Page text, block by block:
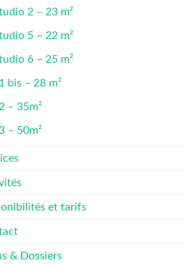
2 – 23 m²
5 – 22 m²
6 – 25 m²
bis – 28 m²
– 35m²
– 50m²
et tarifs
& Dossiers